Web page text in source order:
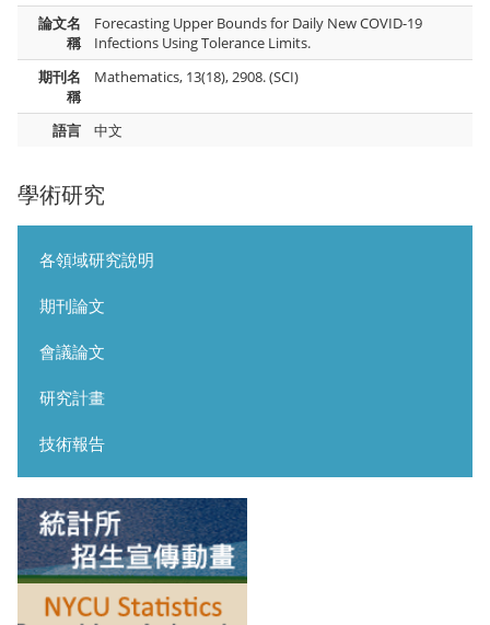
學術研究
各領域研究說明
期刊論文
會議論文
研究計畫
技術報告
論文名
稱
Forecasting Upper Bounds for Daily New COVID-19
Infections Using Tolerance Limits.
期刊名
稱
Mathematics, 13(18), 2908. (SCI)
語言 中文